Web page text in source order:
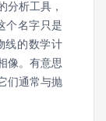
分析工具，
个名字只是
线的数学计
像。有意思
们通常与抛